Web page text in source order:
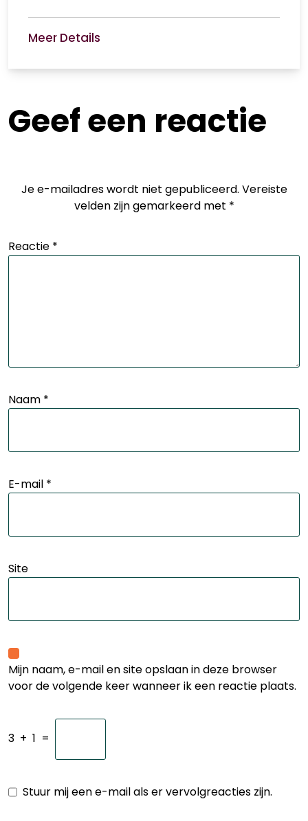
Meer Details
Geef een reactie
Je e-mailadres wordt niet gepubliceerd. Vereiste
velden zijn gemarkeerd met *
Reactie *
Naam *
E-mail *
Site
Mijn naam, e-mail en site opslaan in deze browser
voor de volgende keer wanneer ik een reactie plaats.
3 + 1 =
Stuur mij een e-mail als er vervolgreacties zijn.